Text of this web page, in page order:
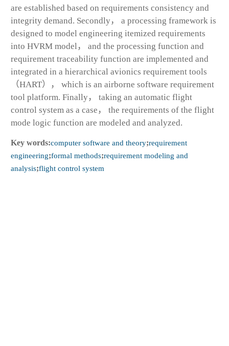
are established based on requirements consistency and
integrity demand. Secondly， a processing framework is
designed to model engineering itemized requirements
into HVRM model， and the processing function and
requirement traceability function are implemented and
integrated in a hierarchical avionics requirement tools
（HART）， which is an airborne software requirement
tool platform. Finally， taking an automatic flight
control system as a case， the requirements of the flight
mode logic function are modeled and analyzed.
Key words:computer software and theory;requirement
engineering;formal methods;requirement modeling and
analysis;flight control system